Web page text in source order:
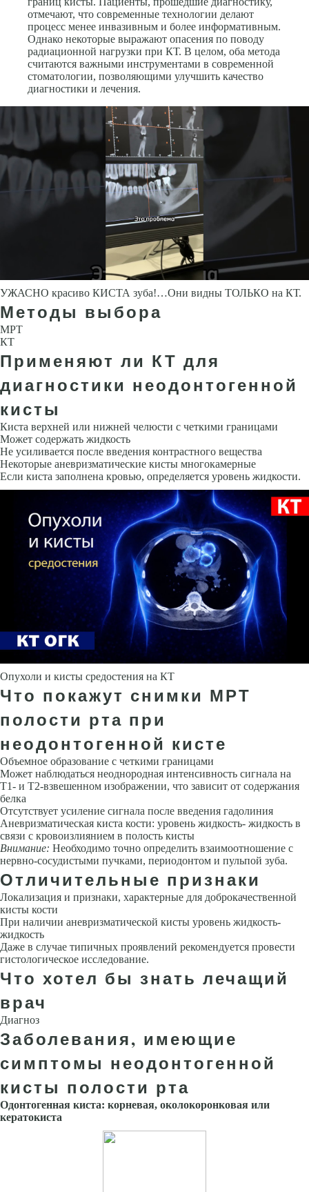
отмечают, что современные технологии делают
процесс менее инвазивным и более информативным.
Однако некоторые выражают опасения по поводу
радиационной нагрузки при КТ. В целом, оба метода
считаются важными инструментами в современной
стоматологии, позволяющими улучшить качество
диагностики и лечения.
УЖАСНО красиво КИСТА зуба!…Они видны ТОЛЬКО на КТ.
Методы выбора
МРТ
КТ
Применяют ли КТ для
диагностики неодонтогенной
кисты
Киста верхней или нижней челюсти с четкими границами
Может содер­жать жидкость
Не усиливается после введения контрастного вещества
Некоторые аневризматические кисты многокамерные
Если киста запол­нена кровью, определяется уровень жидкости.
Опухоли и кисты средостения на КТ
Что покажут снимки МРТ
полости рта при
неодонтогенной кисте
Объемное образование с четкими границами
Может наблюдаться не­однородная интенсивность сигнала на
Т1- и Т2-взвешенном изображении, что зависит от содержания
белка
Отсутствует усиление сигнала после введения гадолиния
Аневризматическая киста кости: уровень жидкость- жидкость в
связи с кровоизлиянием в полость кисты
Внимание: Необхо­димо точно определить взаимоотношение с
нервно-сосудистыми пучка­ми, периодонтом и пульпой зуба.
Отличительные признаки
Локализация и признаки, характерные для доброкачественной
кисты кости
При наличии аневризматической кисты уровень жидкость-
жидкость
Даже в случае типичных проявлений рекомендуется провести
гистологическое исследование.
Что хотел бы знать лечащий
врач
Диагноз
Заболевания, имеющие
симптомы неодонтогенной
кисты полости рта
Одонтогенная киста: корневая, околокоронковая или
кератокиста